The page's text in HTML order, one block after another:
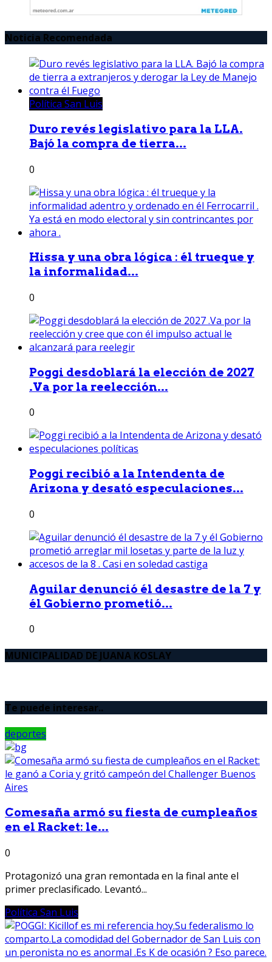
Noticia Recomendada
Política San Luis
Duro revés legislativo para la LLA.
Bajó la compra de tierra...
0
Hissa y una obra lógica : él trueque y
la informalidad...
0
Poggi desdoblará la elección de 2027
.Va por la reelección...
0
Poggi recibió a la Intendenta de
Arizona y desató especulaciones...
0
Aguilar denunció él desastre de la 7 y
él Gobierno prometió...
0
MUNICIPALIDAD DE JUANA KOSLAY
Te puede interesar..
deportes
Comesaña armó su fiesta de cumpleaños
en el Racket: le...
0
Protagonizó una gran remontada en la final ante el
primer preclasificado. Levantó...
Política San Luis